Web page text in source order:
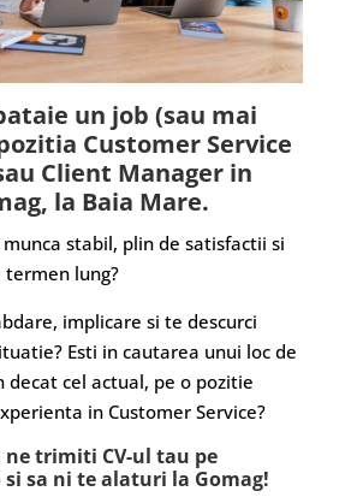
un job (sau mai
Customer Service
Client Manager in
la Baia Mare.
stabil, plin de satisfactii si
lung?
implicare si te descurci
Esti in cautarea unui loc de
decat cel actual, pe o pozitie
in Customer Service?
ne trimiti CV-ul tau pe
si sa ni te alaturi la Gomag!